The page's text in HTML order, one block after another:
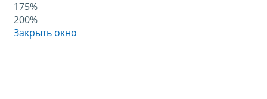
175%
200%
Закрыть окно